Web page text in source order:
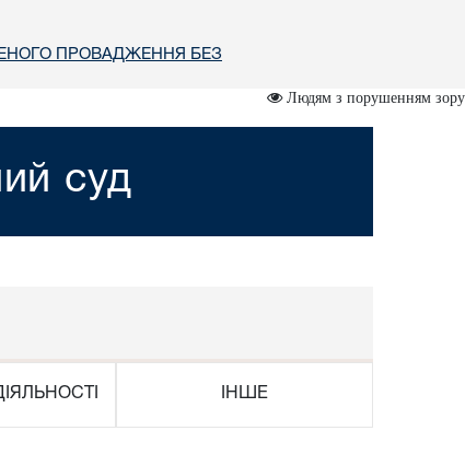
ПРОВАДЖЕННЯ БЕЗ
Людям з порушенням зору
суд
ІНШЕ